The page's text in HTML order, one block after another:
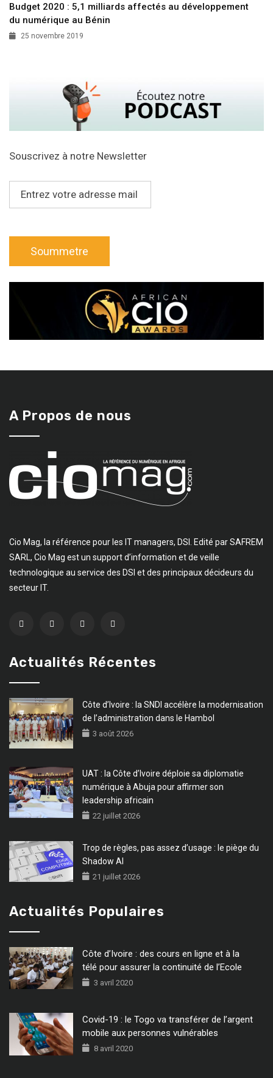
Budget 2020 : 5,1 milliards affectés au développement
du numérique au Bénin
25 novembre 2019
Souscrivez à notre Newsletter
A Propos de nous
Cio Mag, la référence pour les IT managers, DSI. Edité par SAFREM
SARL, Cio Mag est un support d’information et de veille
technologique au service des DSI et des principaux décideurs du
secteur IT.
Actualités Récentes
Côte d’Ivoire : la SNDI accélère la modernisation
de l’administration dans le Hambol
3 août 2026
UAT : la Côte d’Ivoire déploie sa diplomatie
numérique à Abuja pour affirmer son
leadership africain
22 juillet 2026
Trop de règles, pas assez d’usage : le piège du
Shadow AI
21 juillet 2026
Actualités Populaires
Côte d’Ivoire : des cours en ligne et à la
télé pour assurer la continuité de l’Ecole
3 avril 2020
Covid-19 : le Togo va transférer de l’argent
mobile aux personnes vulnérables
8 avril 2020